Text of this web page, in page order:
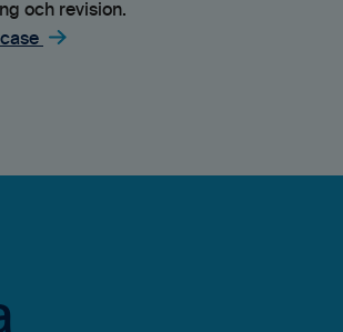
och revision.